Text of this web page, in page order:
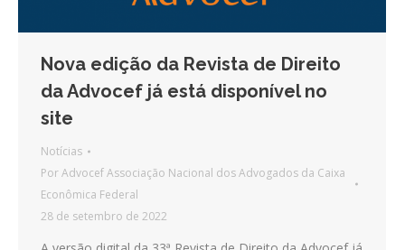
Nova edição da Revista de Direito
da Advocef já está disponível no
site
Notícias
PorAdvocef Associação Nacional dos Advogados da Caixa
Econômica Federal
28 de setembro de 2022